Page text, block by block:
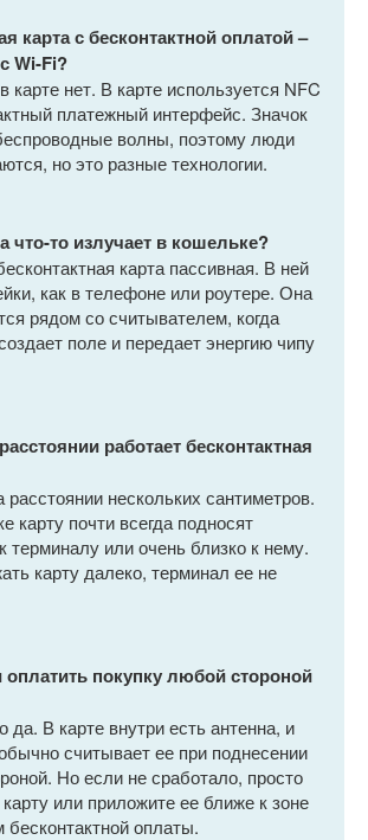
карта с бесконтактной оплатой –
Wi-Fi?
карте нет. В карте используется NFC
платежный интерфейс. Значок
волны, поэтому люди
но это разные технологии.
что-то излучает в кошельке?
карта пассивная. В ней
как в телефоне или роутере. Она
рядом со считывателем, когда
поле и передает энергию чипу
работает бесконтактная
нескольких сантиметров.
карту почти всегда подносят
терминалу или очень близко к нему.
карту далеко, терминал ее не
покупку любой стороной
да. В карте внутри есть антенна, и
считывает ее при поднесении
Но если не сработало, просто
или приложите ее ближе к зоне
бесконтактной оплаты.